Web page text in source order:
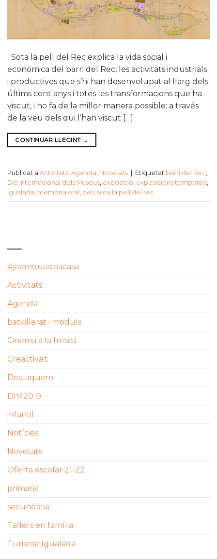
Sota la pell del Rec explica la vida social i
econòmica del barri del Rec, les activitats industrials
i productives que s’hi han desenvolupat al llarg dels
últims cent anys i totes les transformacions que ha
viscut, i ho fa de la millor manera possible: a través
de la veu dels qui l’han viscut […]
CONTINUAR LLEGINT →
Publicat a Activitats Agenda Novetats Etiquetat barri del Rec
Dia Internacional dels Museus exposició exposicions temporals
Igualada memòria oral pell sota la pell del rec
#joemquedoacasa
Activitats
Agenda
batxillerat i mòduls
Cinema a la fresca
Creactiva't
Destaquem!
DIM2019
infantil
Notícies
Novetats
Oferta escolar 21-22
primaria
secundària
Tallers en família
Turisme Igualada